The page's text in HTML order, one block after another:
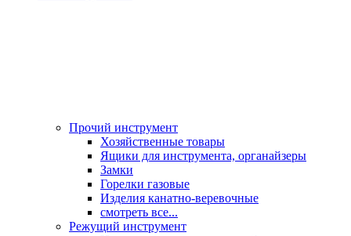
Прочий инструмент
Хозяйственные товары
Ящики для инструмента, органайзеры
Замки
Горелки газовые
Изделия канатно-веревочные
смотреть все...
Режущий инструмент